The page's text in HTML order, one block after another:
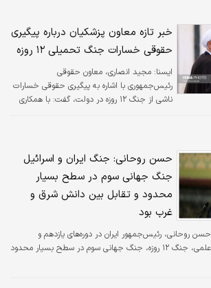
خبر تازه معاون پزشکیان درباره پیگیری
حقوقی خسارات جنگ تحمیلی ۱۲ روزه
ايسنا: مجید انصاری، معاون حقوقی
رئیس‌جمهوری با اشاره به پیگیری حقوقی خسارات
ناشی از جنگ ۱۲ روزه در دولت، گفت: با همکاری
داخلی و بین‌المللی قرار می‌گیرد.
حسن روحانی: جنگ ایران و اسرائیل
جنگ جهانی سوم در سطح بسیار
محدود و تقابل بین دانش شرق و
غرب بود
حسن روحانی، رئیس‌جمهور ایران در دوره‌های یازدهم و
دوازدهم گفت: از دید علمی، جنگ ۱۲ روزه، جنگ جهانی سوم در سطح بسیار محدود